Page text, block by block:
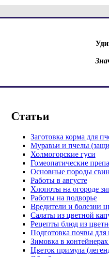
Статьи
Заготовка корма для
Муравьи и пчелы
Холмогорские гуси
Гомеопатические
Основные породы
Работы в августе
Хлопоты на огороде
Работы на подворье
Вредители и болезни
Салаты из цветной
Рецепты блюд из
Подготовка почвы для
Зимовка в
Цветок примула